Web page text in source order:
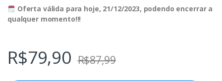
Oferta válida para hoje, 21/12/2023, podendo encerrar a
qualquer momento!!!
R$79,90 R$87,99